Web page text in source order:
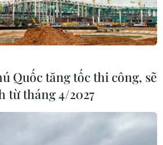
Quốc tăng tốc thi công, sẽ
từ tháng 4/2027